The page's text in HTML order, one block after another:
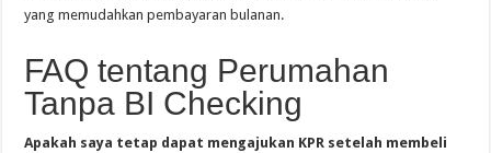
yang memudahkan pembayaran bulanan.
FAQ tentang Perumahan
Tanpa BI Checking
Apakah saya tetap dapat mengajukan KPR setelah membeli